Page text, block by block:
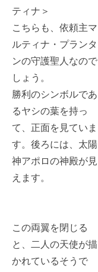
ティナ＞
こちらも、依頼主マ
ルティナ・プランタ
ンの守護聖人なので
しょう。
勝利のシンボルであ
るヤシの葉を持っ
て、正面を見ていま
す。後ろには、太陽
神アポロの神殿が見
えます。
この両翼を閉じる
と、二人の天使が描
かれているそうで